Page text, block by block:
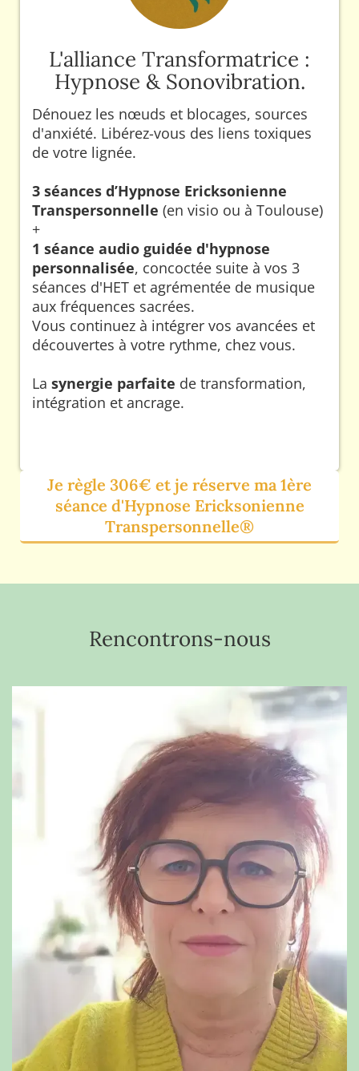
L'alliance Transformatrice :
Hypnose & Sonovibration.
Dénouez les nœuds et blocages, sources
d'anxiété. Libérez-vous des liens toxiques
de votre lignée.
3 séances d’Hypnose Ericksonienne
Transpersonnelle (en visio ou à Toulouse)
+
1 séance audio guidée d'hypnose
personnalisée, concoctée suite à vos 3
séances d'HET et agrémentée de musique
aux fréquences sacrées.
Vous continuez à intégrer vos avancées et
découvertes à votre rythme, chez vous.
La synergie parfaite de transformation,
intégration et ancrage.
Je règle 306€ et je réserve ma 1ère
séance d'Hypnose Ericksonienne
Transpersonnelle®
Rencontrons-nous